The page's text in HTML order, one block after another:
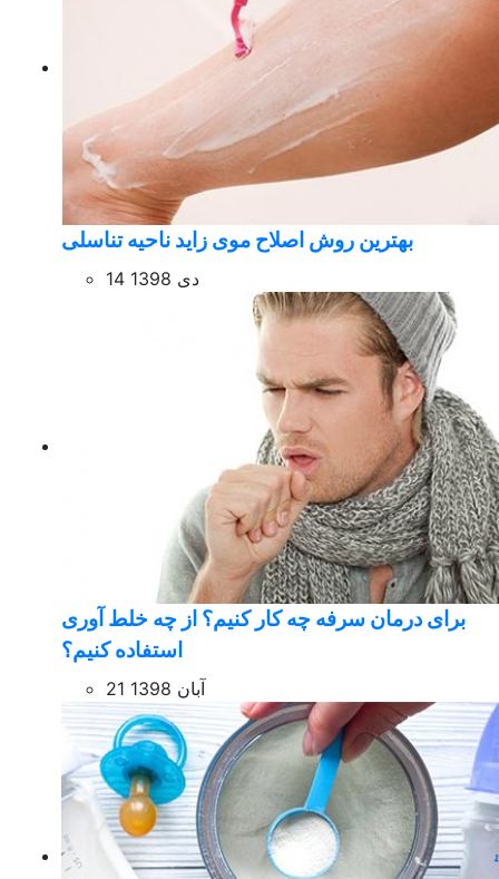
بهترین روش اصلاح موی زاید ناحیه تناسلی
14 دی 1398
برای درمان سرفه چه کار کنیم؟ از چه خلط آوری
استفاده کنیم؟
21 آبان 1398